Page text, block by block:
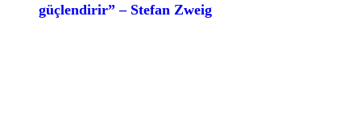
güçlendirir” – Stefan Zweig